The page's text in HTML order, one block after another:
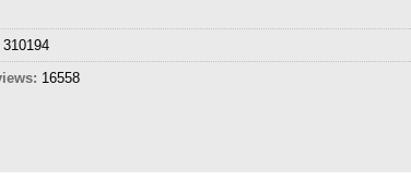
310194
16558